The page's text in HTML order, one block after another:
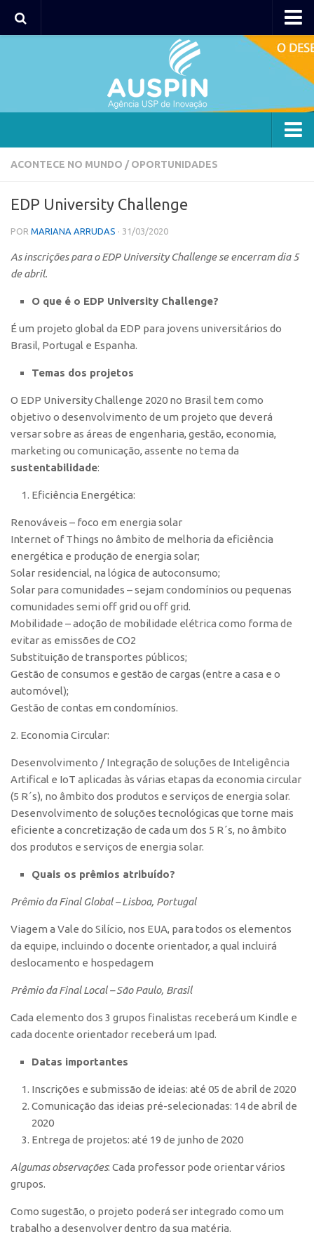
Agência
Coordenação
Polos
Polo Capital
Polo Ribeirão Preto
Polo São Carlos
Programas
Bolsa Empreendedorismo
Bolsa Startup USP
PGI-USP
Conexão Inter-USP
Leis e Normas
Inteligência Competitiva
Editais
Pesquisa na USP
EMBRAPIIs
CEPIDs
CEPIX
CPEs
INCTs
Comunicação
Eventos
Agenda AUSPIN
Fala Inovação
Edição 2021
Edição 2019
Desenho Industrial
Buscar Anterioridade
Como solicitar
Portal do Inventor
ACONTECE NO MUNDO / OPORTUNIDADES
EDP University Challenge
POR MARIANA ARRUDAS · 31/03/2020
As inscrições para o EDP University Challenge se encerram dia 5
de abril.
O que é o EDP University Challenge?
É um projeto global da EDP para jovens universitários do
Brasil, Portugal e Espanha.
Temas dos projetos
O EDP University Challenge 2020 no Brasil tem como
objetivo o desenvolvimento de um projeto que deverá
versar sobre as áreas de engenharia, gestão, economia,
marketing ou comunicação, assente no tema da
sustentabilidade:
Eficiência Energética:
Renováveis – foco em energia solar
Internet of Things no âmbito de melhoria da eficiência
energética e produção de energia solar;
Solar residencial, na lógica de autoconsumo;
Solar para comunidades – sejam condomínios ou pequenas
comunidades semi off grid ou off grid.
Mobilidade – adoção de mobilidade elétrica como forma de
evitar as emissões de CO2
Substituição de transportes públicos;
Gestão de consumos e gestão de cargas (entre a casa e o
automóvel);
Gestão de contas em condomínios.
2. Economia Circular:
Desenvolvimento / Integração de soluções de Inteligência
Artifical e IoT aplicadas às várias etapas da economia circular
(5 R´s), no âmbito dos produtos e serviços de energia solar.
Desenvolvimento de soluções tecnológicas que torne mais
eficiente a concretização de cada um dos 5 R´s, no âmbito
dos produtos e serviços de energia solar.
Quais os prêmios atribuído?
Prêmio da Final Global – Lisboa, Portugal
Viagem a Vale do Silício, nos EUA, para todos os elementos
da equipe, incluindo o docente orientador, a qual incluirá
deslocamento e hospedagem
Prêmio da Final Local – São Paulo, Brasil
Cada elemento dos 3 grupos finalistas receberá um Kindle e
cada docente orientador receberá um Ipad.
Datas importantes
Inscrições e submissão de ideias: até 05 de abril de 2020
Comunicação das ideias pré-selecionadas: 14 de abril de
2020
Entrega de projetos: até 19 de junho de 2020
Algumas observações: Cada professor pode orientar vários
grupos.
Como sugestão, o projeto poderá ser integrado como um
trabalho a desenvolver dentro da sua matéria.